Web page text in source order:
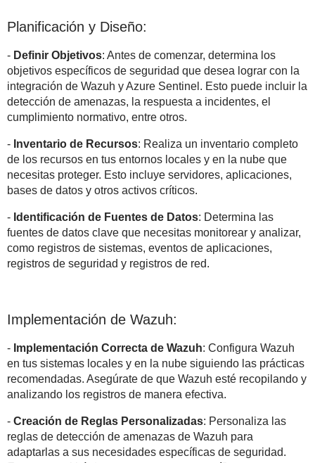
Planificación y Diseño:
- Definir Objetivos: Antes de comenzar, determina los
objetivos específicos de seguridad que desea lograr con la
integración de Wazuh y Azure Sentinel. Esto puede incluir la
detección de amenazas, la respuesta a incidentes, el
cumplimiento normativo, entre otros.
- Inventario de Recursos: Realiza un inventario completo
de los recursos en tus entornos locales y en la nube que
necesitas proteger. Esto incluye servidores, aplicaciones,
bases de datos y otros activos críticos.
- Identificación de Fuentes de Datos: Determina las
fuentes de datos clave que necesitas monitorear y analizar,
como registros de sistemas, eventos de aplicaciones,
registros de seguridad y registros de red.
Implementación de Wazuh:
- Implementación Correcta de Wazuh: Configura Wazuh
en tus sistemas locales y en la nube siguiendo las prácticas
recomendadas. Asegúrate de que Wazuh esté recopilando y
analizando los registros de manera efectiva.
- Creación de Reglas Personalizadas: Personaliza las
reglas de detección de amenazas de Wazuh para
adaptarlas a sus necesidades específicas de seguridad.